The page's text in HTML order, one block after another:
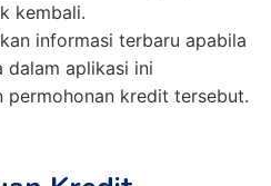
kembali.
informasi terbaru apabila
dalam aplikasi ini
permohonan kredit tersebut.